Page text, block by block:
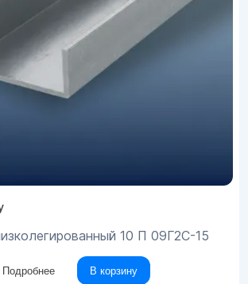
10 П 09Г2С-15
Подробнее В корзину